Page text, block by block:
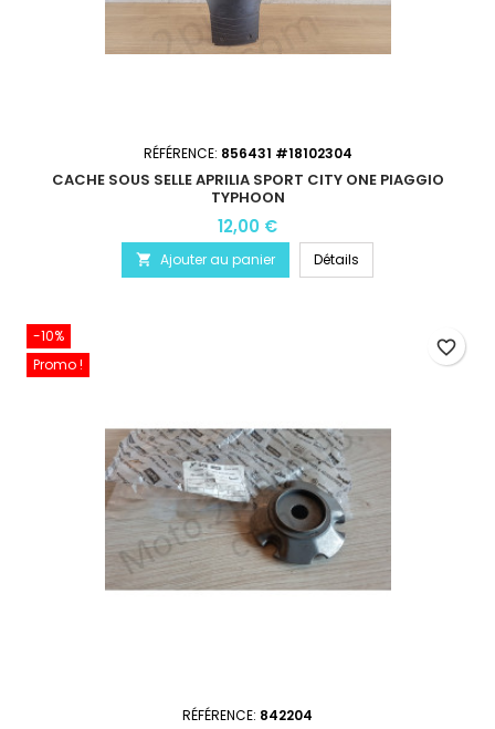
RÉFÉRENCE: 856431 #18102304
CACHE SOUS SELLE APRILIA SPORT CITY ONE PIAGGIO
TYPHOON
12,00 €
 Ajouter au panier Détails
-10%
Promo !
RÉFÉRENCE: 842204
favorite_border